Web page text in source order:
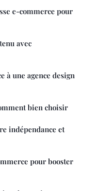
e-commerce pour
avec
à une agence design
bien choisir
indépendance et
pour booster